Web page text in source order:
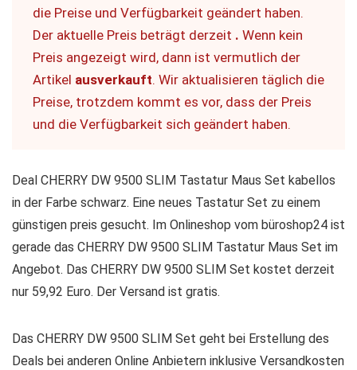
die Preise und Verfügbarkeit geändert haben.
Der aktuelle Preis beträgt derzeit . Wenn kein
Preis angezeigt wird, dann ist vermutlich der
Artikel ausverkauft. Wir aktualisieren täglich die
Preise, trotzdem kommt es vor, dass der Preis
und die Verfügbarkeit sich geändert haben.
Deal CHERRY DW 9500 SLIM Tastatur Maus Set kabellos
in der Farbe schwarz. Eine neues Tastatur Set zu einem
günstigen preis gesucht. Im Onlineshop vom büroshop24 ist
gerade das CHERRY DW 9500 SLIM Tastatur Maus Set im
Angebot. Das CHERRY DW 9500 SLIM Set kostet derzeit
nur 59,92 Euro. Der Versand ist gratis.
Das CHERRY DW 9500 SLIM Set geht bei Erstellung des
Deals bei anderen Online Anbietern inklusive Versandkosten